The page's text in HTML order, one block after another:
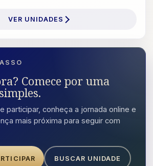
VER UNIDADES
Comece por uma
participar, conheça a jornada online e
mais próxima para seguir com
BUSCAR UNIDADE